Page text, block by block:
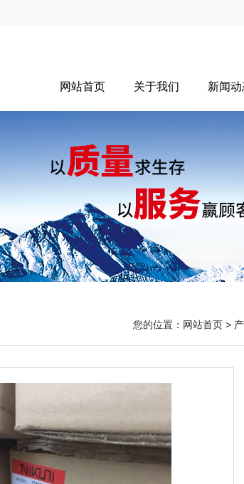
网站首页 关于我们 新闻
您的位置： 网站首页 >